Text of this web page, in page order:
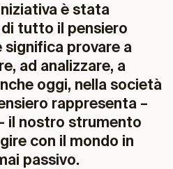
è stata
tutto il pensiero
significa provare a
ad analizzare, a
oggi, nella società
rappresenta –
il nostro strumento
con il mondo in
passivo.